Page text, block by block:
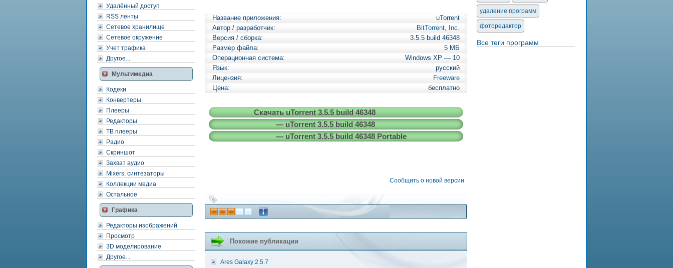
Удалённый доступ
RSS ленты
Сетевое хранилище
Сетевое окружение
Учет трафика
Другое...
Мультимедиа
Кодеки
Конвертеры
Плееры
Редакторы
ТВ плееры
Радио
Скриншот
Захват аудио
Mixers, синтезаторы
Коллекции медиа
Остальное
Графика
Редакторы изображений
Просмотр
3D моделирование
Другое...
Название приложения:
uTorrent
Автор / разработчик:
BitTorrent, Inc.
Версия / сборка:
3.5.5 build 46348
Размер файла:
5 МБ
Операционная система:
Windows XP — 10
Язык:
русский
Лицензия:
Freeware
Цена:
бесплатно
Скачать uTorrent 3.5.5 build 46348
— uTorrent 3.5.5 build 46348
— uTorrent 3.5.5 build 46348 Portable
Сообщить о новой версии
Похожие публикации
Ares Galaxy 2.5.7
удаление программ
фоторедактор
Все теги программ